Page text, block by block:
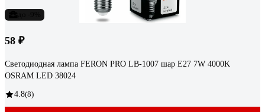
58 ₽
Светодиодная лампа FERON PRO LB-1007 шар E27 7W 4000K
OSRAM LED 38024
4.8(8)